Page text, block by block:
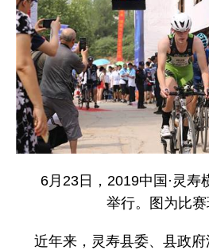
6月23日，2019中国·灵寿
举行。图为比赛
近年来，灵寿县委、县政府